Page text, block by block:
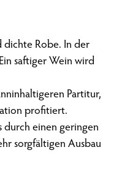
dichte Robe. In der
saftiger Wein wird
Partitur,
profitiert.
durch einen geringen
sorgfältigen Ausbau